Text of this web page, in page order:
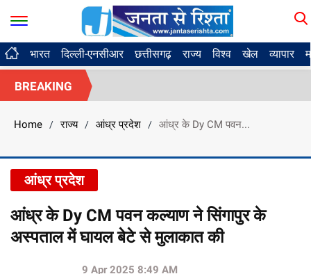
भारत दिल्ली-एनसीआर छत्तीसगढ़ राज्य विश्व खेल व्यापार
BREAKING
Home / राज्य / आंध्र प्रदेश / आंध्र के Dy CM पवन...
आंध्र प्रदेश
आंध्र के Dy CM पवन कल्याण ने सिंगापुर के
अस्पताल में घायल बेटे से मुलाकात की
9 Apr 2025 8:49 AM